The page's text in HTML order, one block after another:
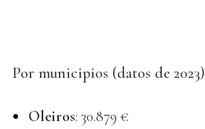
Por municipios (datos de
Oleiros: 30.879 €